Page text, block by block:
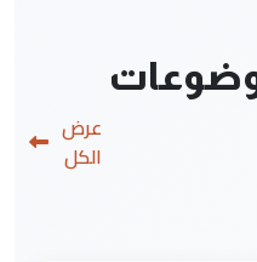
عرض
الكل